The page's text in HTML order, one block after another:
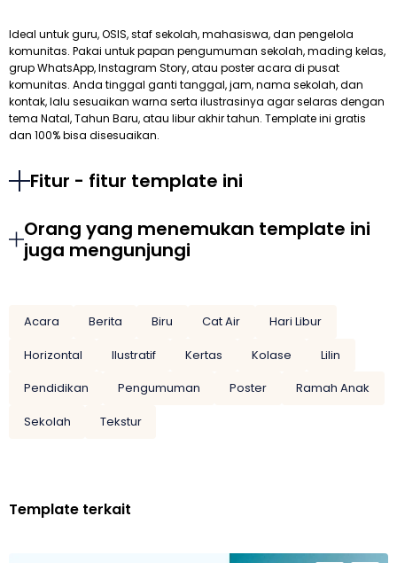
Ideal untuk guru, OSIS, staf sekolah, mahasiswa, dan pengelola
komunitas. Pakai untuk papan pengumuman sekolah, mading kelas,
grup WhatsApp, Instagram Story, atau poster acara di pusat
komunitas. Anda tinggal ganti tanggal, jam, nama sekolah, dan
kontak, lalu sesuaikan warna serta ilustrasinya agar selaras dengan
tema Natal, Tahun Baru, atau libur akhir tahun. Template ini gratis
dan 100% bisa disesuaikan.
Fitur - fitur template ini
Orang yang menemukan template ini
juga mengunjungi
Acara Berita Biru Cat Air
Hari Libur
Horizontal
Ilustratif Kertas Kolase
Lilin
Pendidikan
Pengumuman Poster
Ramah Anak
Sekolah
Tekstur
Template terkait